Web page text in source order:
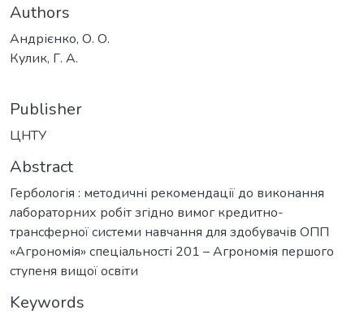
Authors
Андрієнко, О. О.
Кулик, Г. А.
Publisher
ЦНТУ
Abstract
Гербологія : методичні рекомендації до виконання
лабораторних робіт згідно вимог кредитно-
трансферної системи навчання для здобувачів ОПП
«Агрономія» спеціальності 201 – Агрономія першого
ступеня вищої освіти
Keywords